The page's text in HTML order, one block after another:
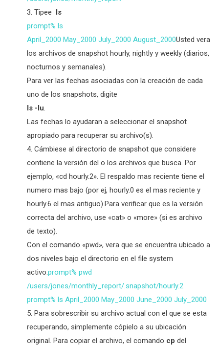
Tipee
ls
prompt% ls
April_2000 May_2000 July_2000 August_2000Usted vera
los archivos de snapshot hourly, nightly y weekly (diarios,
nocturnos y semanales).
Para ver las fechas asociadas con la creación de cada
uno de los snapshots, digite
ls -lu.
Las fechas lo ayudaran a seleccionar el snapshot
apropiado para recuperar su archivo(s).
Cámbiese al directorio de snapshot que considere
contiene la versión del o los archivos que busca. Por
ejemplo, «cd hourly.2». El respaldo mas reciente tiene el
numero mas bajo (por ej, hourly.0 es el mas reciente y
hourly.6 el mas antiguo).Para verificar que es la versión
correcta del archivo, use «cat» o «more» (si es archivo
de texto).
Con el comando «pwd», vera que se encuentra ubicado a
dos niveles bajo el directorio en el file system
activo.prompt% pwd
/users/jones/monthly_report/.snapshot/hourly.2
prompt% ls April_2000 May_2000 June_2000 July_2000
Para sobrescribir su archivo actual con el que se esta
recuperando, simplemente cópielo a su ubicación
original. Para copiar el archivo, el comando cp del